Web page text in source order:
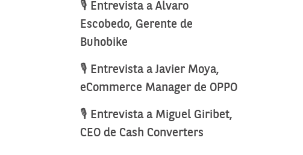
🎙️ Entrevista a Alvaro
Escobedo, Gerente de
Buhobike
🎙️ Entrevista a Javier Moya,
eCommerce Manager de OPPO
🎙️ Entrevista a Miguel Giribet,
CEO de Cash Converters